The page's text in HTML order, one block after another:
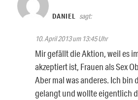
DANIEL sagt:
10. April 2013 um 13:45 Uhr
Mir gefällt die Aktion, weil es
akzeptiert ist, Frauen als Sex
Aber mal was anderes. Ich
gelangt und wollte eigentlich